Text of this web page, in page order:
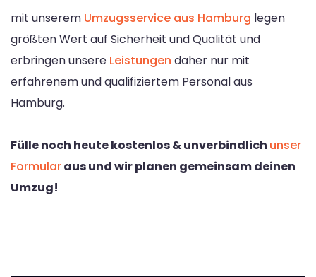
mit unserem Umzugsservice aus Hamburg legen
größten Wert auf Sicherheit und Qualität und
erbringen unsere Leistungen daher nur mit
erfahrenem und qualifiziertem Personal aus
Hamburg.
Fülle noch heute kostenlos & unverbindlich unser
Formularaus und wir planen gemeinsam deinen
Umzug!